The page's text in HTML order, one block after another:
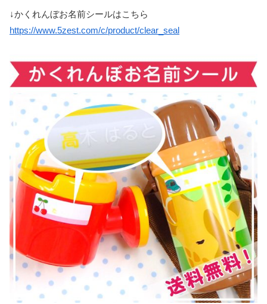
↓かくれんぼお名前シールはこちら
https://www.5zest.com/c/product/clear_seal